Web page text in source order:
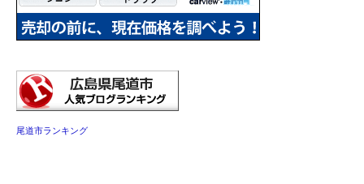
尾道市ランキング